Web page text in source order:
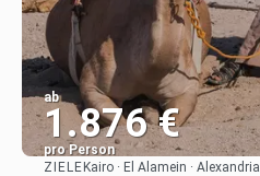
ab
1.876 €
pro Person
ZIELE Kairo · El Alamein · Alexandria